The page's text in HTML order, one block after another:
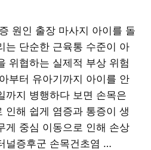
원인 출장 마사지 아이를 돌
는 단순한 근육통 수준이 아
위협하는 실제적 부상 위험
부터 유아기까지 아이를 안
까지 병행하다 보면 손목은
인해 쉽게 염증과 통증이 생
게 중심 이동으로 인해 손상
널증후군 손목건초염 …